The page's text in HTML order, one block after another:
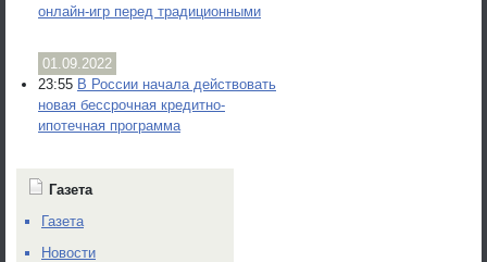
онлайн-игр перед традиционными
01.09.2022
23:55 В России начала действовать
новая бессрочная кредитно-
ипотечная программа
Газета
Газета
Новости